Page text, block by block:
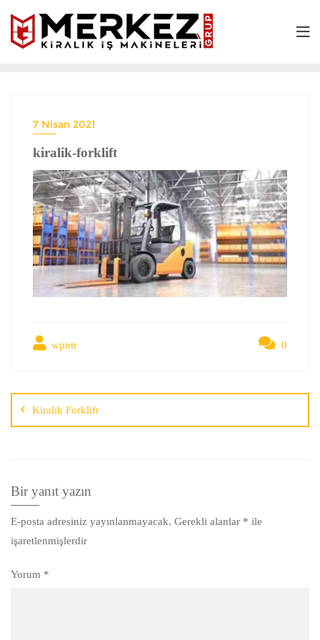
7 Nisan 2021
kiralik-forklift
wpntr 0
Kiralık Forklift
Bir yanıt yazın
E-posta adresiniz yayınlanmayacak. Gerekli alanlar * ile
işaretlenmişlerdir
Yorum *